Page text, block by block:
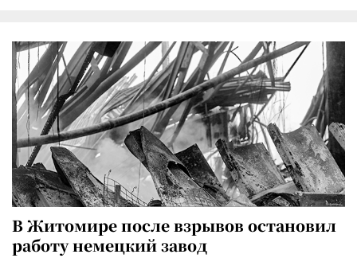
В Житомире после взрывов остановил
работу немецкий завод